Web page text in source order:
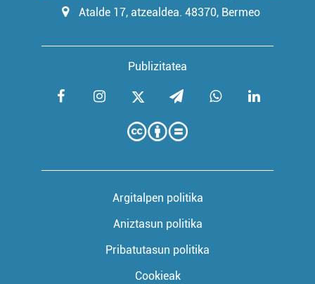
Publizitatea
Atalde 17, atzealdea. 48370, Bermeo
Argitalpen politika
Aniztasun politika
Pribatutasun politika
Cookieak